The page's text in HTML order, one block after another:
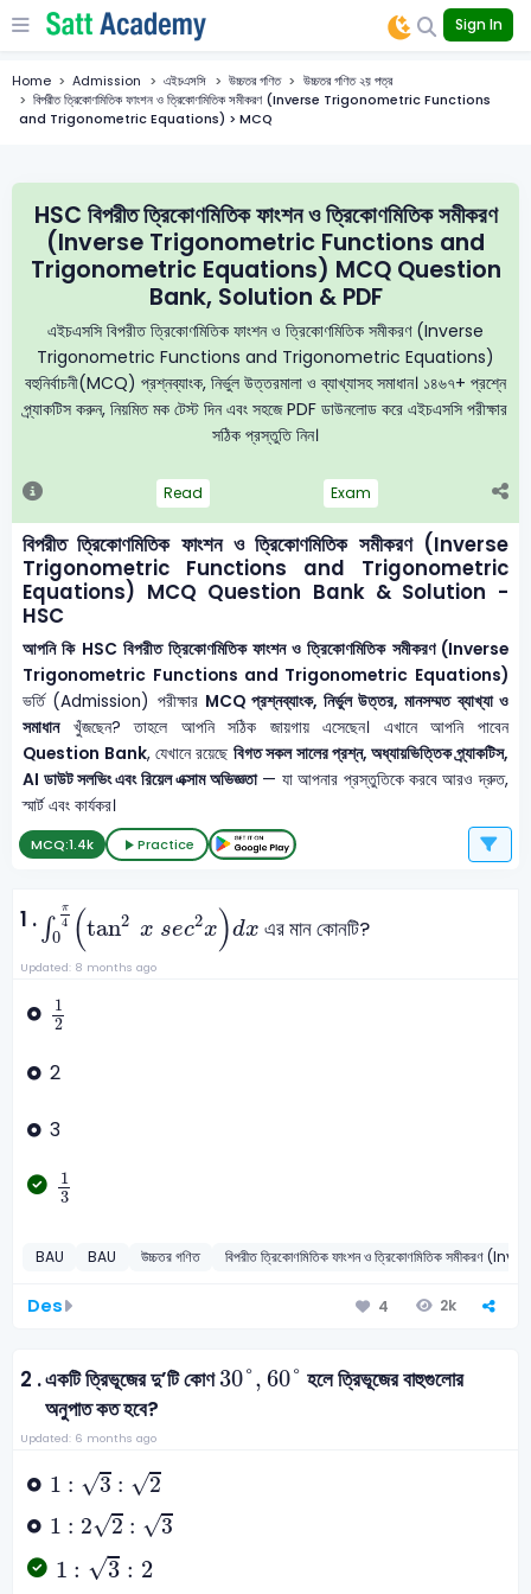
Sign In
Home Admission এইচএসসি উচ্চতর গণিত
উচ্চতর গণিত ২য় পত্র
বিপরীত ত্রিকোণমিতিক ফাংশন ও ত্রিকোণমিতিক সমীকরণ (Inverse Trigonometric Functions
and Trigonometric Equations) > MCQ
HSC বিপরীত ত্রিকোণমিতিক ফাংশন ও ত্রিকোণমিতিক সমীকরণ
(Inverse Trigonometric Functions and
Trigonometric Equations) MCQ Question
Bank, Solution & PDF
এইচএসসি বিপরীত ত্রিকোণমিতিক ফাংশন ও ত্রিকোণমিতিক সমীকরণ (Inverse
Trigonometric Functions and Trigonometric Equations)
বহুনির্বাচনী(MCQ) প্রশ্নব্যাংক, নির্ভুল উত্তরমালা ও ব্যাখ্যাসহ সমাধান। ১৪৬৭+ প্রশ্নে
প্র্যাকটিস করুন, নিয়মিত মক টেস্ট দিন এবং সহজে PDF ডাউনলোড করে এইচএসসি পরীক্ষার
সঠিক প্রস্তুতি নিন।
Read Exam
বিপরীত ত্রিকোণমিতিক ফাংশন ও ত্রিকোণমিতিক সমীকরণ (Inverse
Trigonometric Functions and Trigonometric
Equations) MCQ Question Bank & Solution -
HSC
আপনি কি HSC বিপরীত ত্রিকোণমিতিক ফাংশন ও ত্রিকোণমিতিক সমীকরণ (Inverse
Trigonometric Functions and Trigonometric Equations)
ভর্তি (Admission) পরীক্ষার MCQ প্রশ্নব্যাংক, নির্ভুল উত্তর, মানসম্মত ব্যাখ্যা ও
সমাধানখুঁজছেন? তাহলে আপনি সঠিক জায়গায় এসেছেন। এখানে আপনি পাবেন
Question Bank, যেখানে রয়েছে বিগত সকল সালের প্রশ্ন, অধ্যায়ভিত্তিক প্র্যাকটিস,
AI ডাউট সলভিং এবং রিয়েল এক্সাম অভিজ্ঞতা— যা আপনার প্রস্তুতিকে করবে আরও দ্রুত,
স্মার্ট এবং কার্যকর।
MCQ:1.4k Practice
1 . ∫
π
4
0 (tan2 x sec2x)dx
0π 4 tan se c
এর মান কোনটি?
Updated: 8 months ago
1
2
12
2
3
1
3
13
BAU BAU উচ্চতর গণিত বিপরীত ত্রিকোণমিতিক ফাংশন ও ত্রিকোণমিতিক
Des 4 2k
2 .একটি ত্রিভূজের দু’টি কোণ30°, 60°
30° 60° হলে ত্রিভূজের বাহুগুলোর
অনুপাত কত হবে?
Updated: 6 months ago
1 : √3 : √2
1
1 : 2√2 : √3
1 2:
1 : √3 : 2
1: